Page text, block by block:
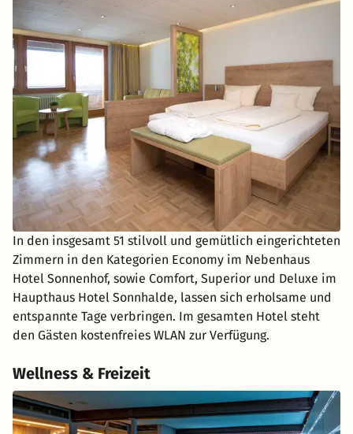
In den insgesamt 51 stilvoll und gemütlich eingerichteten
Zimmern in den Kategorien Economy im Nebenhaus
Hotel Sonnenhof, sowie Comfort, Superior und Deluxe im
Haupthaus Hotel Sonnhalde, lassen sich erholsame und
entspannte Tage verbringen. Im gesamten Hotel steht
den Gästen kostenfreies WLAN zur Verfügung.
Wellness & Freizeit